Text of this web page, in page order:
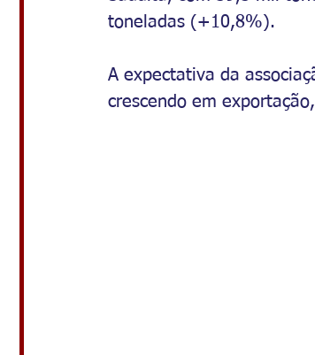
toneladas (+10,8%).
A expectativa da
crescendo em